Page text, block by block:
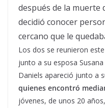
después de la muerte
decidió conocer
cercano que le
Los dos se reunieron
junto a su esposa
Daniels apareció junto a
quienes encontró
jóvenes, de unos 20